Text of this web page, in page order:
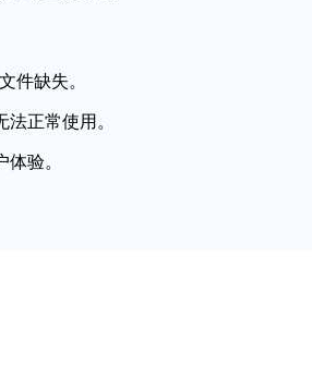
件缺失。
正常使用。
验。